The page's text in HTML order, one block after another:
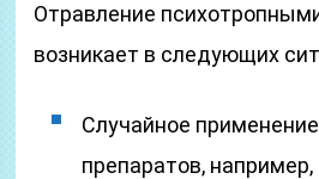
Отравление
возникает в следующих
Случайное
препаратов,